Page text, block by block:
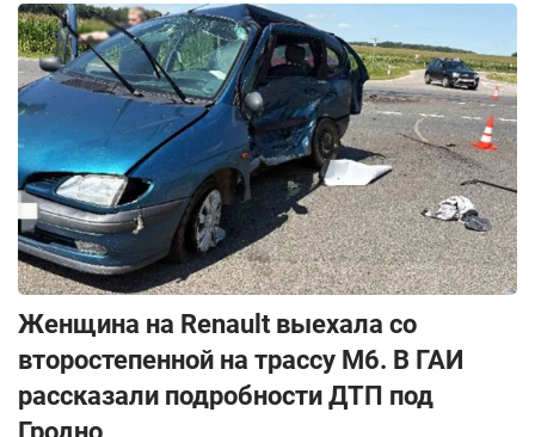
Женщина на Renault выехала со
второстепенной на трассу М6. В ГАИ
рассказали подробности ДТП под